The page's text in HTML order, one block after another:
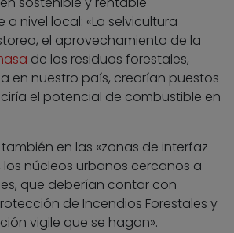
nivel local: «La selvicultura
el aprovechamiento de la
de los residuos forestales,
en nuestro país, crearían puestos
el potencial de combustible en
en las «zonas de interfaz
núcleos urbanos cercanos a
que deberían contar con
de Incendios Forestales y
vigile que se hagan».